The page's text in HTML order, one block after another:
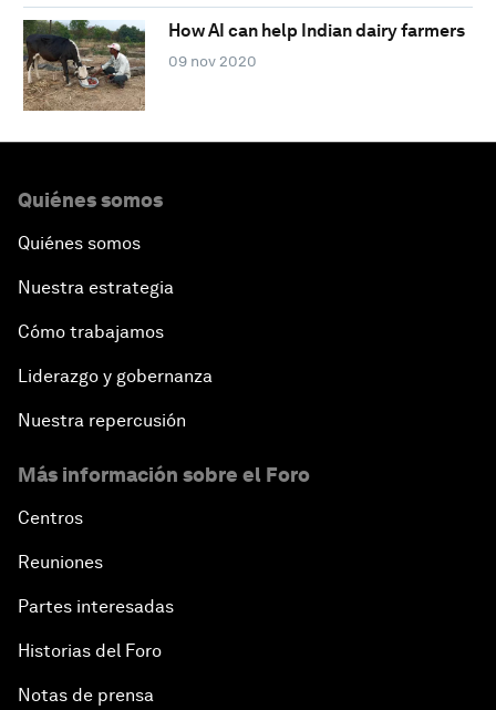
How AI can help Indian dairy farmers
09 nov 2020
Quiénes somos
Quiénes somos
Nuestra estrategia
Cómo trabajamos
Liderazgo y gobernanza
Nuestra repercusión
Más información sobre el Foro
Centros
Reuniones
Partes interesadas
Historias del Foro
Notas de prensa